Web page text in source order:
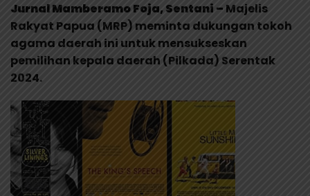
Jurnal Mamberamo Foja, Sentani – Majelis
Rakyat Papua (MRP) meminta dukungan tokoh
agama daerah ini untuk mensukseskan
pemilihan kepala daerah (Pilkada) Serentak
2024.